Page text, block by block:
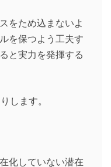
をため込まないよ
を保つよう工夫す
と実力を発揮する
します。
化していない潜在